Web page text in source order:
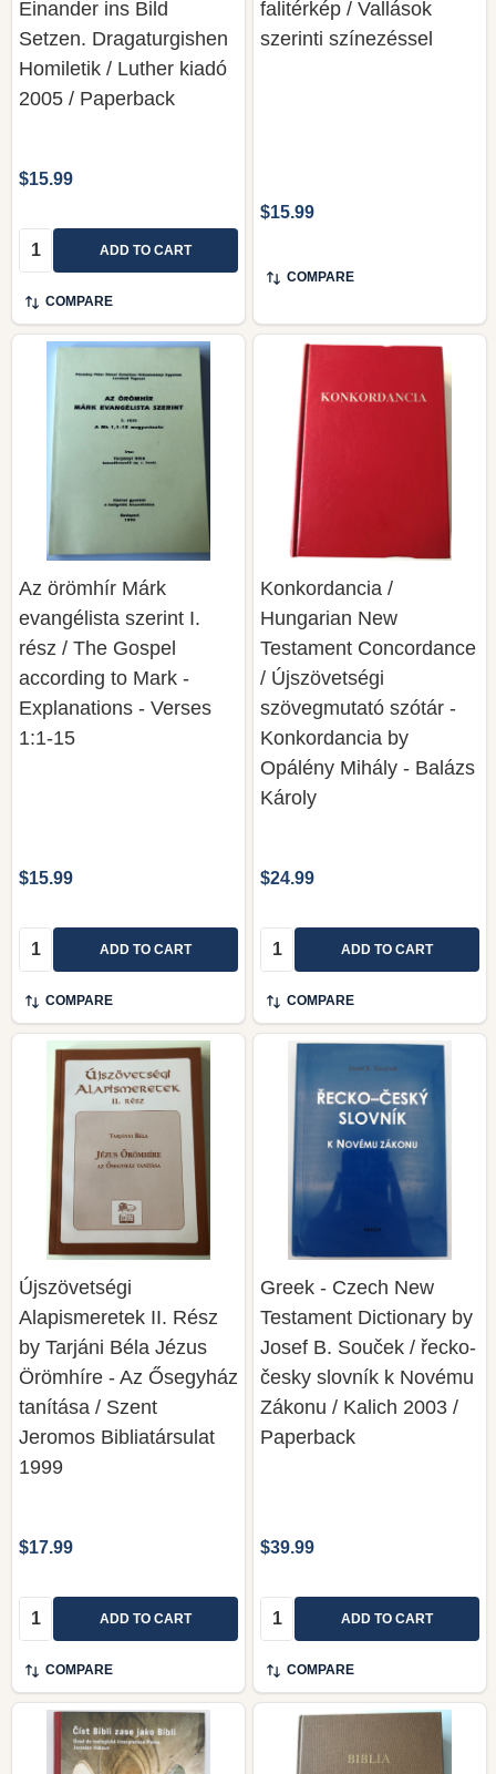
Einander ins Bild
Setzen. Dragaturgishen
Homiletik / Luther kiadó
2005 / Paperback
$15.99
Quantity: ADD TO CART
COMPARE
falitérkép / Vallások
szerinti színezéssel
$15.99
COMPARE
Az örömhír Márk
evangélista szerint I.
rész / The Gospel
according to Mark -
Explanations - Verses
1:1-15
$15.99
Quantity: ADD TO CART
COMPARE
Konkordancia /
Hungarian New
Testament Concordance
/ Újszövetségi
szövegmutató szótár -
Konkordancia by
Opálény Mihály - Balázs
Károly
$24.99
Quantity: ADD TO CART
COMPARE
Újszövetségi
Alapismeretek II. Rész
by Tarjáni Béla Jézus
Örömhíre - Az Ősegyház
tanítása / Szent
Jeromos Bibliatársulat
1999
$17.99
Quantity: ADD TO CART
COMPARE
Greek - Czech New
Testament Dictionary by
Josef B. Souček / řecko-
česky slovník k Novému
Zákonu / Kalich 2003 /
Paperback
$39.99
Quantity: ADD TO CART
COMPARE